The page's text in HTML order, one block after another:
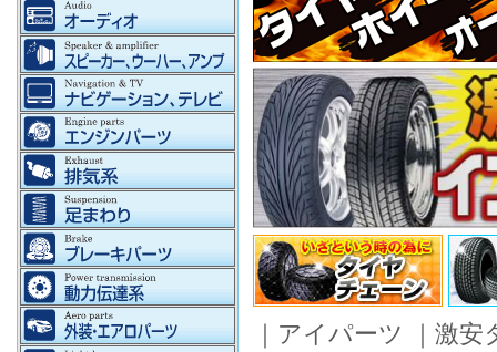
｜ アイパーツ ｜ 激安